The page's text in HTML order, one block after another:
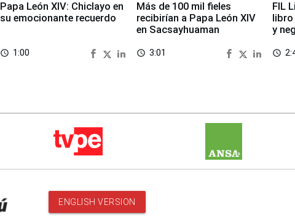
Papa León XIV: Chiclayo en
su emocionante recuerdo
access_time 1:00
Más de 100 mil fieles
recibirían a Papa León XIV
en Sacsayhuaman
access_time 3:01
FIL
y
access_time
ENGLISH VERSION